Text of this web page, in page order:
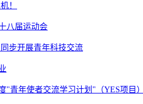
！
八届运动会
步开展青年科技交流
"青年使者交流学习计划"（YES项目）